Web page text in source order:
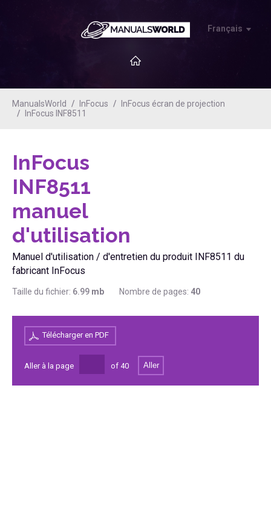
Français
ManualsWorld InFocus
InFocus écran de projection
InFocus INF8511
InFocus
INF8511
manuel
d'utilisation
Manuel d'utilisation / d'entretien du produit INF8511 du
fabricant InFocus
Taille du fichier: 6.99 mb Nombre de pages: 40
Télécharger en PDF
Aller à la page of 40 Aller